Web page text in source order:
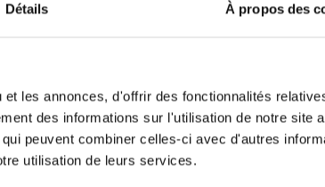
Détails À propos des
les annonces, d'offrir des fonctionnalités
des informations sur l'utilisation de notre site
peuvent combiner celles-ci avec d'autres
utilisation de leurs services.